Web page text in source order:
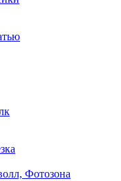
Фотозона